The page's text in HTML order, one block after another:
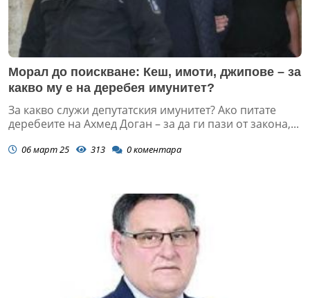
Морал до поискване: Кеш, имоти, джипове – за
какво му е на деребея имунитет?
За какво служи депутатския имунитет? Ако питате
деребеите на Ахмед Доган – за да ги пази от закона,...
06 март 25 313 0коментара